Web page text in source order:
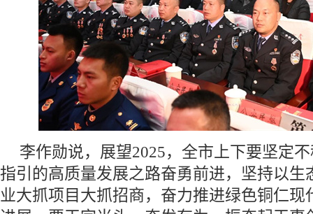
李作勋说，展望2025，全市上下要坚定
指引的高质量发展之路奋勇前进，坚持以生
业大抓项目大抓招商，奋力推进绿色铜仁现